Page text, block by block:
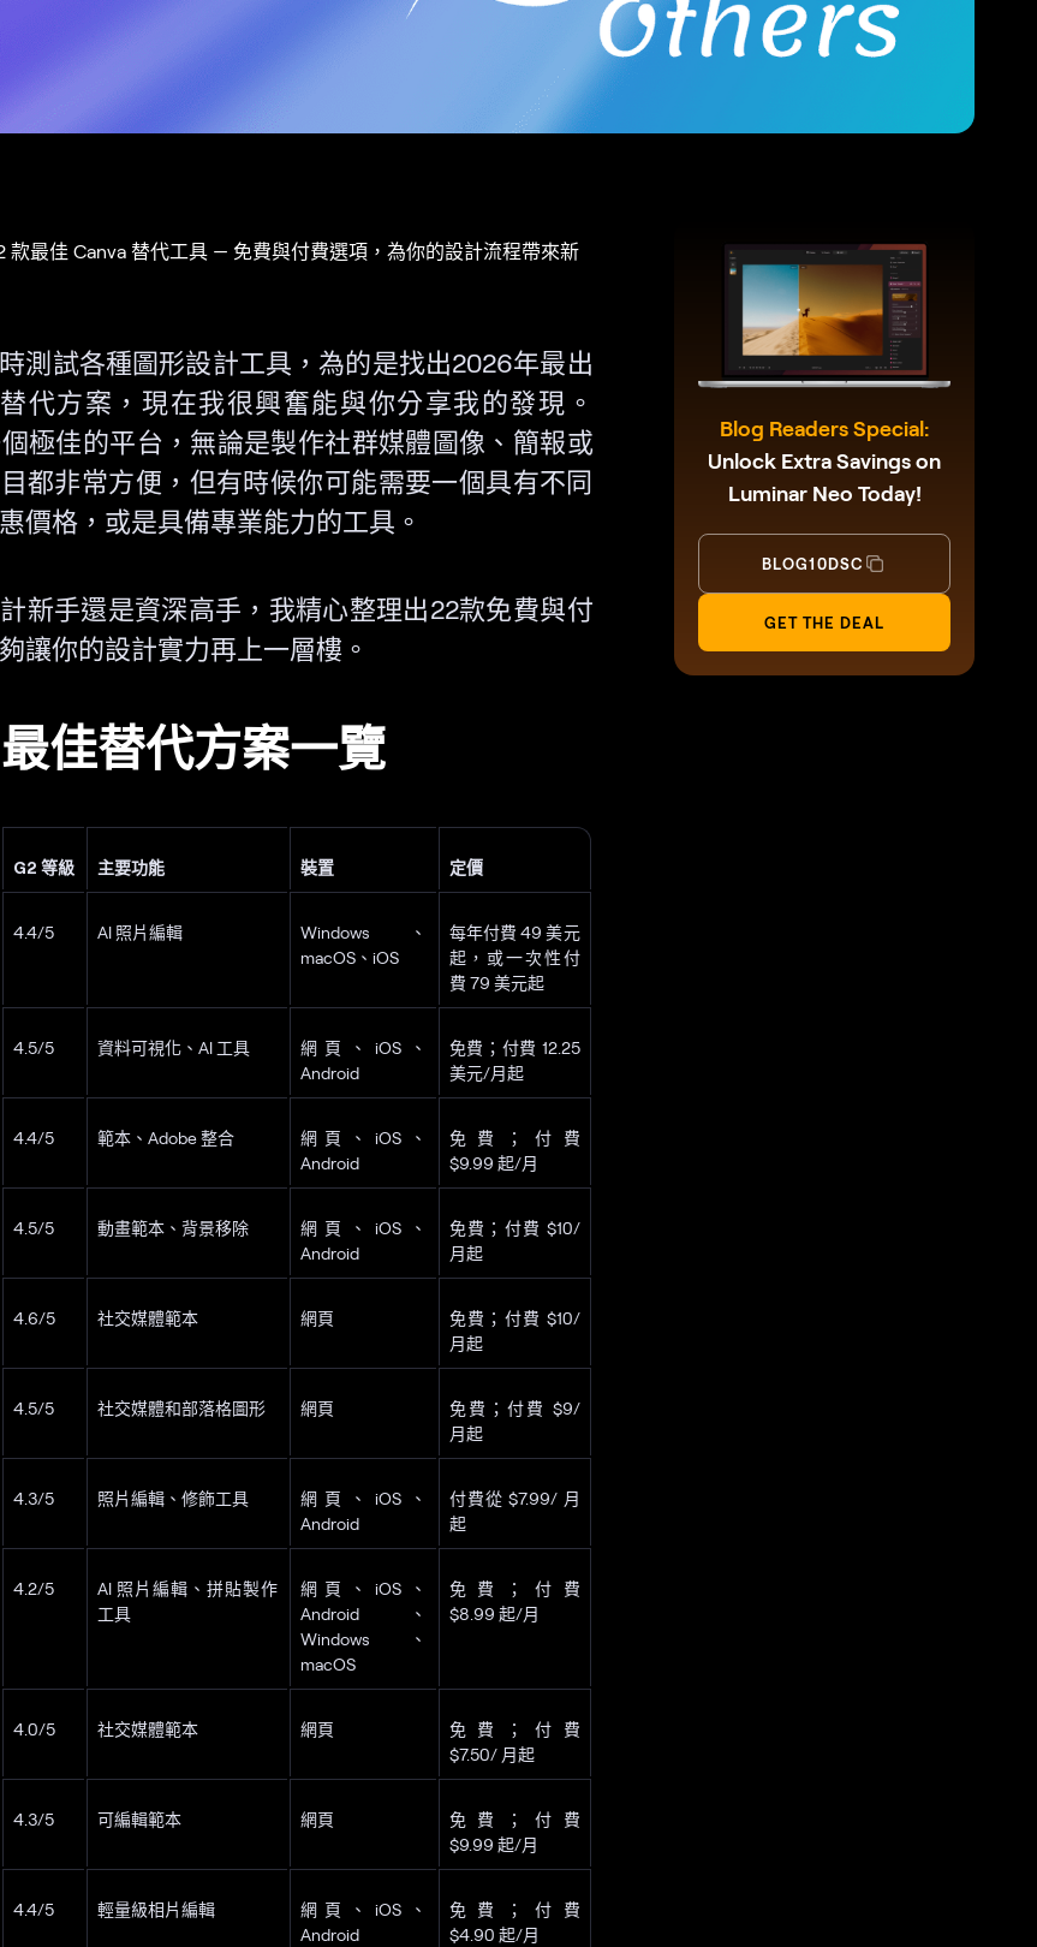
款最佳 Canva 替代工具 — 免費與付費選項，為你的設計流程帶來新
測試各種圖形設計工具，為的是找出2026年最出
代方案，現在我很興奮能與你分享我的發現。
極佳的平台，無論是製作社群媒體圖像、簡報或
都非常方便，但有時候你可能需要一個具有不同
價格，或是具備專業能力的工具。
新手還是資深高手，我精心整理出22款免費與付
讓你的設計實力再上一層樓。
佳替代方案一覽
G2 等級 主要功能 裝置 定價
4.4/5 AI 照片編輯
Windows、
macOS、iOS
每年付費 49 美元
起，或一次性付
費 79 美元起
4.5/5 資料可視化、AI 工具
網頁、iOS、
Android
免費；付費 12.25
美元/月起
4.4/5 範本、Adobe 整合
網頁、iOS、
Android
免費；付費
$9.99 起/月
4.5/5 動畫範本、背景移除
網頁、iOS、
Android
免費；付費 $10/
月起
4.6/5 社交媒體範本 網頁
免費；付費 $10/
月起
4.5/5 社交媒體和部落格圖形 網頁
免費；付費 $9/
月起
4.3/5 照片編輯、修飾工具
網頁、iOS、
Android
付費從 $7.99/ 月
起
4.2/5
AI 照片編輯、拼貼製作
工具
網頁、iOS、
Android、
Windows、
macOS
免費；付費
$8.99 起/月
4.0/5 社交媒體範本 網頁
免費；付費
$7.50/ 月起
4.3/5 可編輯範本 網頁
免費；付費
$9.99 起/月
4.4/5 輕量級相片編輯
網頁、iOS、
Android
免費；付費
$4.90 起/月
Blog Readers Special:
Unlock Extra Savings on
Luminar Neo Today!
BLOG10DSC
GET THE DEAL